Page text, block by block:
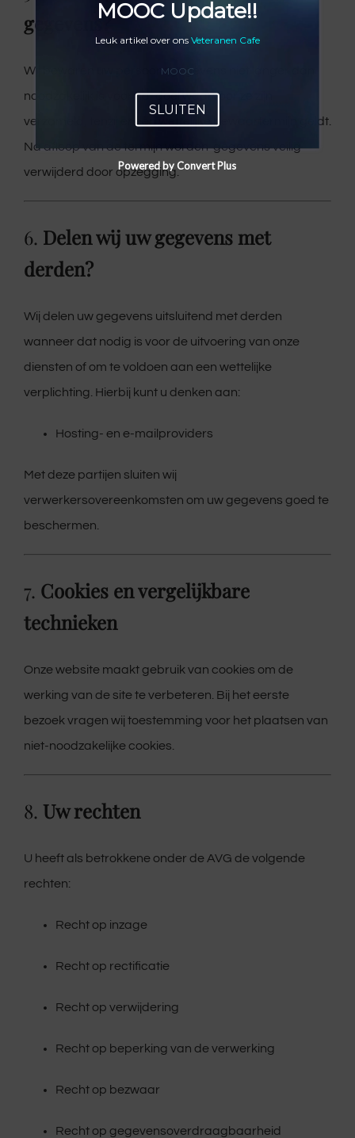
gegevens?
Wij bewaren uw persoonsgegevens niet langer dan
noodzakelijk is voor het doel waarvoor ze zijn
verzameld, tenzij er een wettelijke bewaartermijn geldt.
Na afloop van de termijn worden gegevens veilig
verwijderd door opzegging.
6. Delen wij uw gegevens met
derden?
Wij delen uw gegevens uitsluitend met derden
wanneer dat nodig is voor de uitvoering van onze
diensten of om te voldoen aan een wettelijke
verplichting. Hierbij kunt u denken aan:
Hosting- en e-mailproviders
Met deze partijen sluiten wij
verwerkersovereenkomsten om uw gegevens goed te
beschermen.
7. Cookies en vergelijkbare
technieken
Onze website maakt gebruik van cookies om de
werking van de site te verbeteren. Bij het eerste
bezoek vragen wij toestemming voor het plaatsen van
niet-noodzakelijke cookies.
8. Uw rechten
U heeft als betrokkene onder de AVG de volgende
rechten:
Recht op inzage
Recht op rectificatie
Recht op verwijdering
Recht op beperking van de verwerking
Recht op bezwaar
Recht op gegevensoverdraagbaarheid
MOOC Update!!
Leuk artikel over ons Veteranen Cafe
MOOC
SLUITEN
Powered by Convert Plus